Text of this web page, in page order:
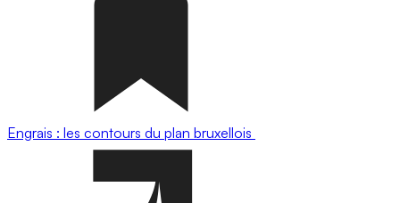
Engrais : les contours du plan bruxellois